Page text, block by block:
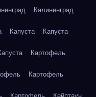
Калининград
Капуста Капуста
Картофель
Картофель